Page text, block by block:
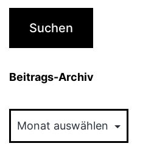
Beitrags-Archiv
Archiv